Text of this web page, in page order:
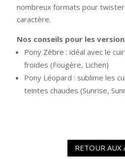
nombreux formats pour
caractère.
Nos conseils pour les
Pony Zèbre : idéal avec le
froides (Fougère, Lichen)
Pony Léopard : sublime les
teintes chaudes (Sunrise,
RETOUR AUX